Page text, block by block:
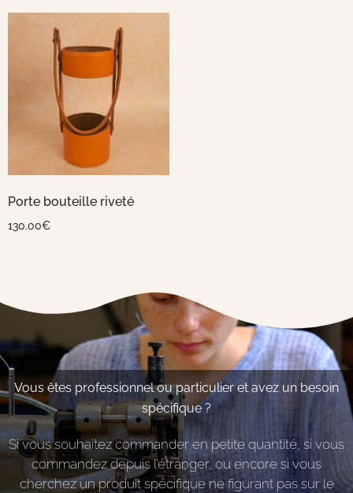
Porte bouteille riveté
130.00€
Vous êtes professionnel ou particulier et avez un besoin
spécifique ?
Si vous souhaitez commander en petite quantité, si vous
commandez depuis l’étranger, ou encore si vous
cherchez un produit spécifique ne figurant pas sur le